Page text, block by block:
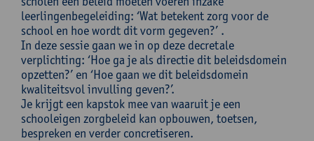
leerlingenbegeleiding: ‘Wat betekent zorg voor de
school en hoe wordt dit vorm gegeven?’ .
In deze sessie gaan we in op deze decretale
verplichting: ‘Hoe ga je als directie dit beleidsdomein
opzetten?’ en ‘Hoe gaan we dit beleidsdomein
kwaliteitsvol invulling geven?’.
Je krijgt een kapstok mee van waaruit je een
schooleigen zorgbeleid kan opbouwen, toetsen,
bespreken en verder concretiseren.